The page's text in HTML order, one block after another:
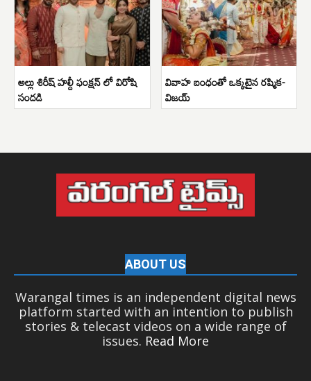
అల్లు శిరీష్ హల్దీ ఫంక్షన్ లో విరోషి
సందడి
వివాహ బంధంతో ఒక్కటైన రష్మిక-
విజయ్
ABOUT US
Warangal times is an independent digital news
platform started with an intention to publish
stories & telecast videos on a wide range of
issues. Read More